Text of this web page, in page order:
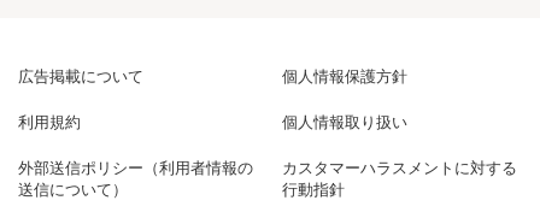
広告掲載について 個人情報保護方針
利用規約 個人情報取り扱い
外部送信ポリシー（利用者情報の
送信について）
カスタマーハラスメントに対する
行動指針